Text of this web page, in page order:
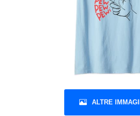
ALTRE